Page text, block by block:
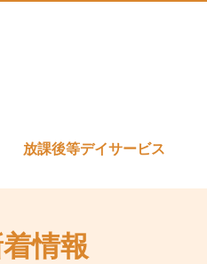
放課後等デイサービス
情報